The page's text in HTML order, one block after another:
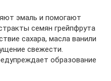
эмаль и помогают
семян грейпфрута
сахара, масла ванили
свежести.
образование